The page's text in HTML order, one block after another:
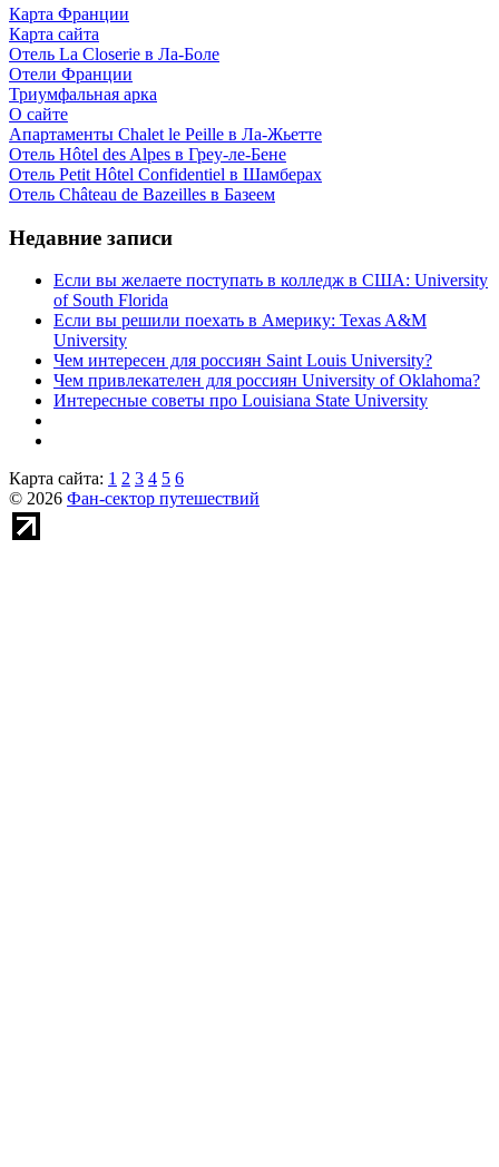
Карта Франции
Карта сайта
Отель La Closerie в Ла-Боле
Отели Франции
Триумфальная арка
О сайте
Апартаменты Chalet le Peille в Ла-Жьетте
Отель Hôtel des Alpes в Греу-ле-Бене
Отель Petit Hôtel Confidentiel в Шамберах
Отель Château de Bazeilles в Базеем
Недавние записи
Если вы желаете поступать в колледж в США: University
of South Florida
Если вы решили поехать в Америку: Texas A&M
University
Чем интересен для россиян Saint Louis University?
Чем привлекателен для россиян University of Oklahoma?
Интересные советы про Louisiana State University
Карта сайта: 1 2 3 4 5 6
© 2026 Фан-сектор путешествий